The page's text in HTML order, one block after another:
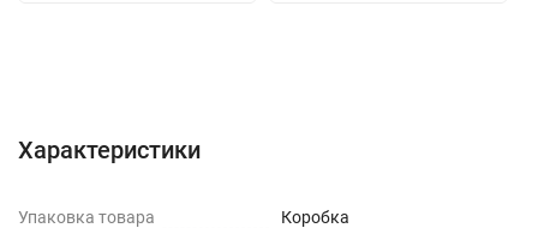
Характеристики
Упаковка товара Коробка